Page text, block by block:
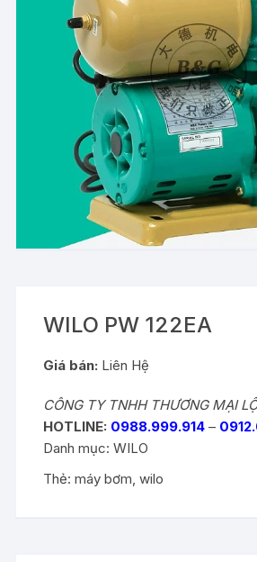
WILO PW 122EA
Giá bán: Liên Hệ
CÔNG TY TNHH THƯƠNG MẠI
HOTLINE: 0988.999.914 –
Danh mục:WILO
Thẻ:máy bơm ,wilo